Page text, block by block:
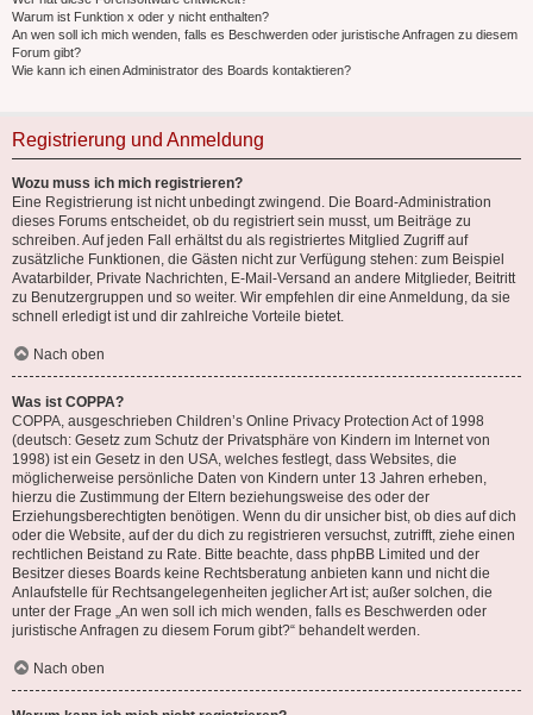
Warum ist Funktion x oder y nicht enthalten?
An wen soll ich mich wenden, falls es Beschwerden oder juristische Anfragen zu diesem
Forum gibt?
Wie kann ich einen Administrator des Boards kontaktieren?
Registrierung und Anmeldung
Wozu muss ich mich registrieren?
Eine Registrierung ist nicht unbedingt zwingend. Die Board-Administration
dieses Forums entscheidet, ob du registriert sein musst, um Beiträge zu
schreiben. Auf jeden Fall erhältst du als registriertes Mitglied Zugriff auf
zusätzliche Funktionen, die Gästen nicht zur Verfügung stehen: zum Beispiel
Avatarbilder, Private Nachrichten, E-Mail-Versand an andere Mitglieder, Beitritt
zu Benutzergruppen und so weiter. Wir empfehlen dir eine Anmeldung, da sie
schnell erledigt ist und dir zahlreiche Vorteile bietet.
Nach oben
Was ist COPPA?
COPPA, ausgeschrieben Children’s Online Privacy Protection Act of 1998
(deutsch: Gesetz zum Schutz der Privatsphäre von Kindern im Internet von
1998) ist ein Gesetz in den USA, welches festlegt, dass Websites, die
möglicherweise persönliche Daten von Kindern unter 13 Jahren erheben,
hierzu die Zustimmung der Eltern beziehungsweise des oder der
Erziehungsberechtigten benötigen. Wenn du dir unsicher bist, ob dies auf dich
oder die Website, auf der du dich zu registrieren versuchst, zutrifft, ziehe einen
rechtlichen Beistand zu Rate. Bitte beachte, dass phpBB Limited und der
Besitzer dieses Boards keine Rechtsberatung anbieten kann und nicht die
Anlaufstelle für Rechtsangelegenheiten jeglicher Art ist; außer solchen, die
unter der Frage „An wen soll ich mich wenden, falls es Beschwerden oder
juristische Anfragen zu diesem Forum gibt?“ behandelt werden.
Nach oben